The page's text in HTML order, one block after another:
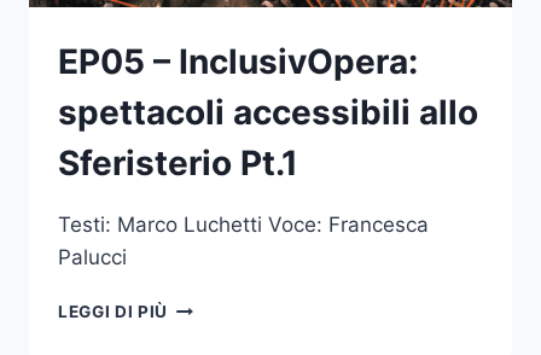
EP05 – InclusivOpera:
spettacoli accessibili allo
Sferisterio Pt.1
Testi: Marco Luchetti Voce: Francesca
Palucci
LEGGI DI PIÙ EP05